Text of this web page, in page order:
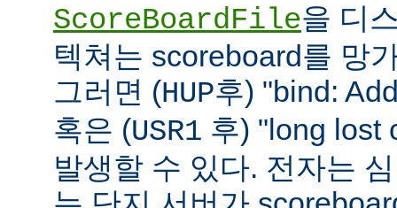
ScoreBoardFile을 디
텍쳐는 scoreboard를 망
그러면 (HUP후) "bind:
혹은 (USR1 후) "long lost
발생할 수 있다. 전자는